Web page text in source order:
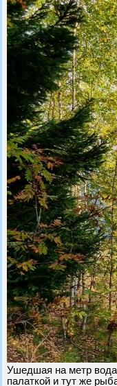
Ушедшая на метр вода
палаткой и тут же